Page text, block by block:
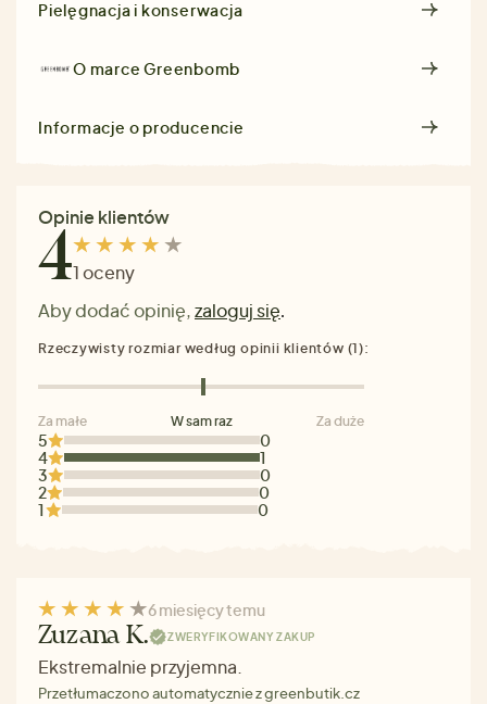
Pielęgnacja i konserwacja
O marceGreenbomb
Informacje o producencie
Opinie klientów
41 oceny
Aby dodać opinię,zaloguj się.
5
0
4
1
3
0
2
0
1
0
Rzeczywisty rozmiar według opinii klientów (1):
Za małe W sam raz Za duże
6 miesięcy temu
Zuzana K. ZWERYFIKOWANY ZAKUP
Ekstremalnie przyjemna.
Przetłumaczono automatycznie z greenbutik.cz